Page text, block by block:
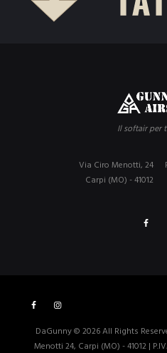
Il softair per
Via Ciro Menotti, 24
Carpi (MO) - 41012
DaGunny © 2026 All Rights
Menotti 24, Carpi (MO) - 41012 |